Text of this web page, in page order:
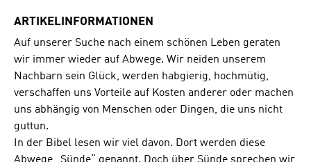
ARTIKELINFORMATIONEN
Auf unserer Suche nach einem schönen Leben geraten
wir immer wieder auf Abwege. Wir neiden unserem
Nachbarn sein Glück, werden habgierig, hochmütig,
verschaffen uns Vorteile auf Kosten anderer oder machen
uns abhängig von Menschen oder Dingen, die uns nicht
guttun.
In der Bibel lesen wir viel davon. Dort werden diese
Abwege „Sünde“ genannt. Doch über Sünde sprechen wir